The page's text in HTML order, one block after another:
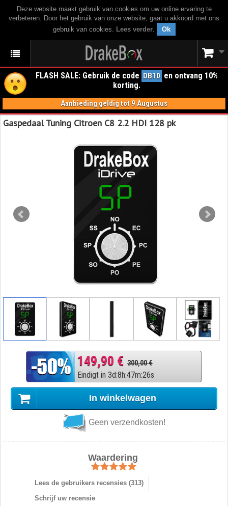
Deze website maakt gebruik van cookies om uw online ervaring te
verbeteren. Door het gebruik van onze website, gaat u akkoord met ons
gebruik van cookies. Lees verder. Ok
FLASH SALE: Gebruik de code DB10 en ontvang 10%
korting.
Aanbieding geldig tot 9 Augustus
Gaspedaal Tuning Citroen C8 2.2 HDI 128 pk
149,90 € 300,00 €
Eindigt in 3d:8h:47m:25s
In winkelwagen
Geen verzendkosten!
Waardering
Lees de gebruikers recensies (313)
Schrijf uw recensie